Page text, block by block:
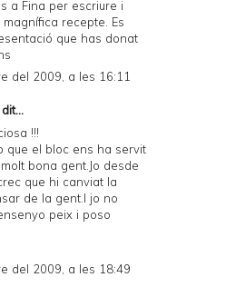
a Fina per escriure i
recepte. Es
que has donat
del 2009, a les 16:11
!!!
que el bloc ens ha servit
bona gent.Jo desde
que hi canviat la
de la gent.I jo no
peix i poso
del 2009, a les 18:49